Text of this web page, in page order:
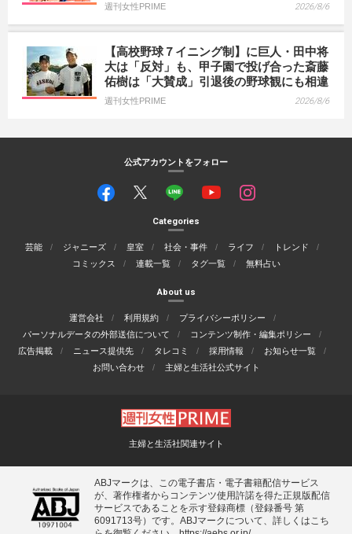
週刊女性PRIME 2026/8/6
【高校野球７イニング制】に巨人・田中将
大は「反対」も、甲子園で投げ合った斎藤
佑樹は「大賛成」引退後の野球観にも相違
週刊女性PRIME 2026/8/6
公式アカウントをフォロー
Categories
芸能 ジャニーズ 皇室 社会・事件 ライフ
トレンド
コミックス
連載一覧 タグ一覧 無料占い
About us
運営会社 利用規約
プライバシーポリシー
パーソナルデータの外部送信について
コンテンツ制作・編集ポリシー
広告掲載
ニュース提供先 タレコミ 採用情報
お知らせ一覧
お問い合わせ
主婦と生活社公式サイト
主婦と生活社関連サイト
ABJマークは、この電子書店・電子書籍配信サービス
が、著作権者からコンテンツ使用許諾を得た正規版配信
サービスであることを示す登録商標（登録番号 第
6091713号）です。ABJマークについて、詳しくはこち